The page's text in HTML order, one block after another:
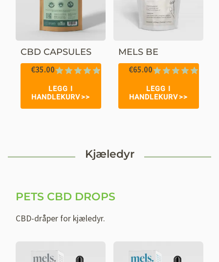
CBD CAPSULES
Vurdert
4.76av 5
basert på
21
€35.00
LEGG I
HANDLEKURV
MELS BE
Vurdert
5.00av 5
basert på
5
€65.00
LEGG I
HANDLEKURV
Kjæledyr
PETS CBD DROPS
CBD-dråper for kjæledyr.